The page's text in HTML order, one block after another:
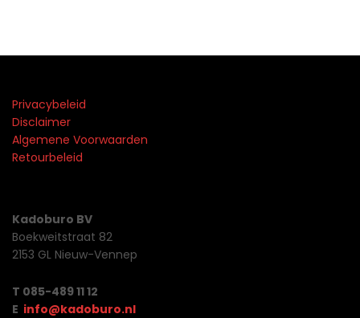
Privacybeleid
Disclaimer
Algemene Voorwaarden
Retourbeleid
Kadoburo BV
Boekweitstraat 82
2153 GL Nieuw-Vennep
T 085-489 11 12
E info@kadoburo.nl